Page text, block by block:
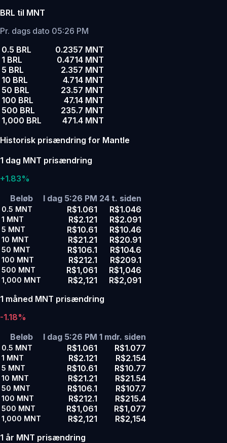
BRL til MNT
Pr. dags dato 05:26 PM
0.5 BRL
0.2357 MNT
1 BRL
0.4714 MNT
5 BRL
2.357 MNT
10 BRL
4.714 MNT
50 BRL
23.57 MNT
100 BRL
47.14 MNT
500 BRL
235.7 MNT
1,000 BRL
471.4 MNT
Historisk prisændring for Mantle
1 dag MNT prisændring
+1.83%
Beløb
I dag 5:26 PM 24 t. siden
0.5 MNT R$1.061 R$1.046
1 MNT R$2.121 R$2.091
5 MNT R$10.61 R$10.46
10 MNT R$21.21 R$20.91
50 MNT R$106.1 R$104.6
100 MNT R$212.1 R$209.1
500 MNT R$1,061 R$1,046
1,000 MNT R$2,121
R$2,091
1 måned MNT prisændring
-1.18%
Beløb
I dag 5:26 PM 1 mdr. siden
0.5 MNT R$1.061 R$1.077
1 MNT R$2.121 R$2.154
5 MNT R$10.61 R$10.77
10 MNT R$21.21 R$21.54
50 MNT R$106.1 R$107.7
100 MNT R$212.1 R$215.4
500 MNT R$1,061 R$1,077
1,000 MNT R$2,121
R$2,154
1 år MNT prisændring